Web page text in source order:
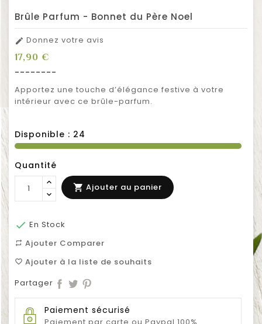
Brûle Parfum - Bonnet du Père Noel
 Donnez votre avis
17,90 €
--------
Apportez une touche d’élégance festive à votre
intérieur avec ce brûle-parfum.
Disponible : 24
Quantité
 Ajouter au panier
 En Stock
repeat Ajouter Comparer
favorite_border Ajouter à la liste de souhaits
Partager
Paiement sécurisé